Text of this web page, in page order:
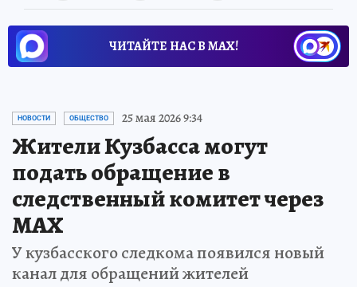
ЧИТАЙТЕ НАС В МАХ!
НОВОСТИ ОБЩЕСТВО 25 мая 2026 9:34
Жители Кузбасса могут
подать обращение в
следственный комитет через
МАХ
У кузбасского следкома появился новый
канал для обращений жителей